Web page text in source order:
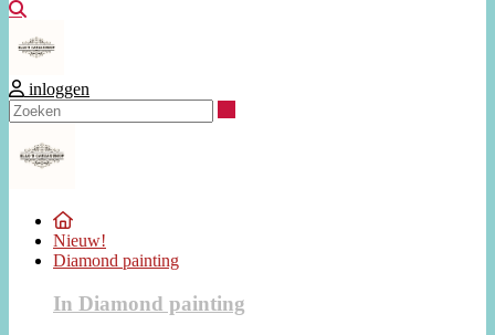
inloggen
Nieuw!
Diamond painting
In Diamond painting